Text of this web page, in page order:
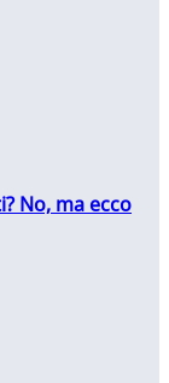
No, ma ecco